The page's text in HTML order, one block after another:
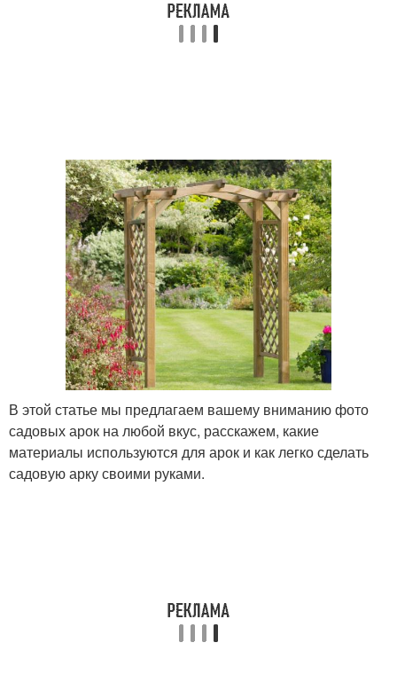
В этой статье мы предлагаем вашему вниманию фото
садовых арок на любой вкус, расскажем, какие
материалы используются для арок и как легко сделать
садовую арку своими руками.